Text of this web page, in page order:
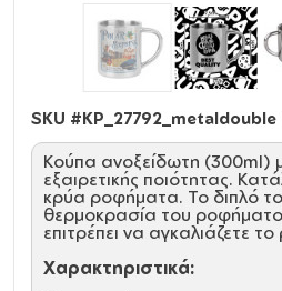
SKU #KP_27792_metaldouble
Κούπα ανοξείδωτη (300ml)
εξαιρετικής ποιότητας.
κρύα ροφήματα. Το διπλό
θερμοκρασία του
επιτρέπει να αγκαλιάζετε
Χαρακτηριστικά: